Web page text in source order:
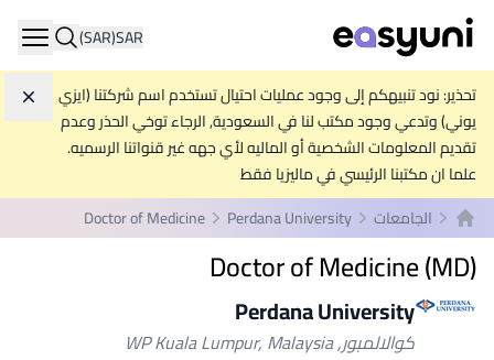
SAR
(SAR)
تحذير: نود تنبيهكم إلى وجود عمليات احتيال تستخدم اسم شركتنا (ايزي
يوني) وتدعي وجود مكتب لنا في السعودية, الرجاء توخي الحذر وعدم
تقديم المعلومات الشخصية أو الماليه لأي جهه غير قنواتنا الرسميه.
علما ان مكتبنا الرئيسي في ماليزيا فقط
الصفحة الرئيسية
الجامعات Perdana University
Doctor of Medicine
Doctor of Medicine (MD)
Perdana University
كوالالمبور, WP Kuala Lumpur, Malaysia